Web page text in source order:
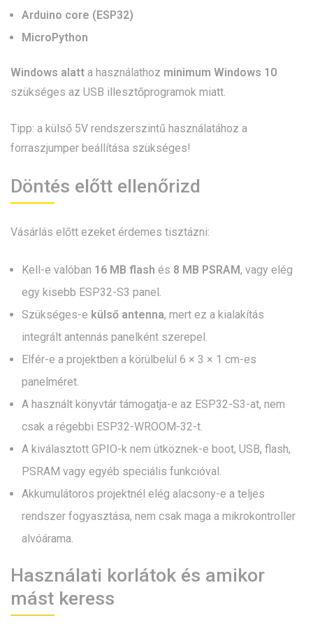
Arduino core (ESP32)
MicroPython
Windows alatt a használathoz minimum Windows 10
szükséges az USB illesztőprogramok miatt.
Tipp: a külső 5V rendszerszintű használatához a
forraszjumper beállítása szükséges!
Döntés előtt ellenőrizd
Vásárlás előtt ezeket érdemes tisztázni:
Kell-e valóban 16 MB flash és 8 MB PSRAM, vagy elég
egy kisebb ESP32-S3 panel.
Szükséges-e külső antenna, mert ez a kialakítás
integrált antennás panelként szerepel.
Elfér-e a projektben a körülbelül 6 × 3 × 1 cm-es
panelméret.
A használt könyvtár támogatja-e az ESP32-S3-at, nem
csak a régebbi ESP32-WROOM-32-t.
A kiválasztott GPIO-k nem ütköznek-e boot, USB, flash,
PSRAM vagy egyéb speciális funkcióval.
Akkumulátoros projektnél elég alacsony-e a teljes
rendszer fogyasztása, nem csak maga a mikrokontroller
alvóárama.
Használati korlátok és amikor
mást keress